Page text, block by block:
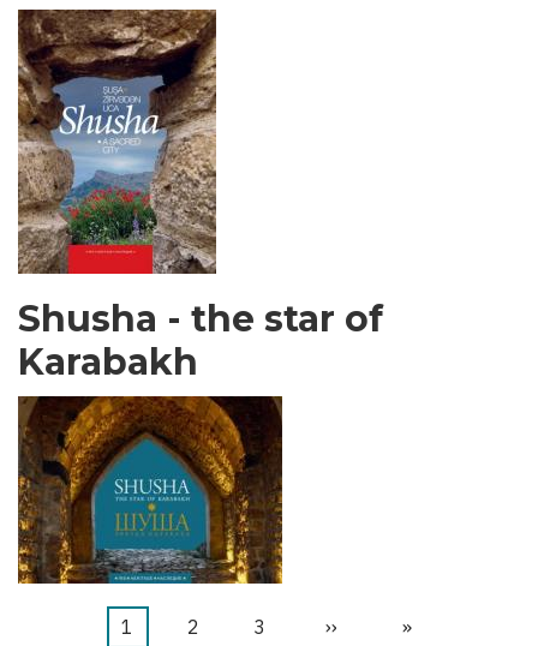
Shusha - the star of
Karabakh
当
1
页
2
页
3
下
››
末
»